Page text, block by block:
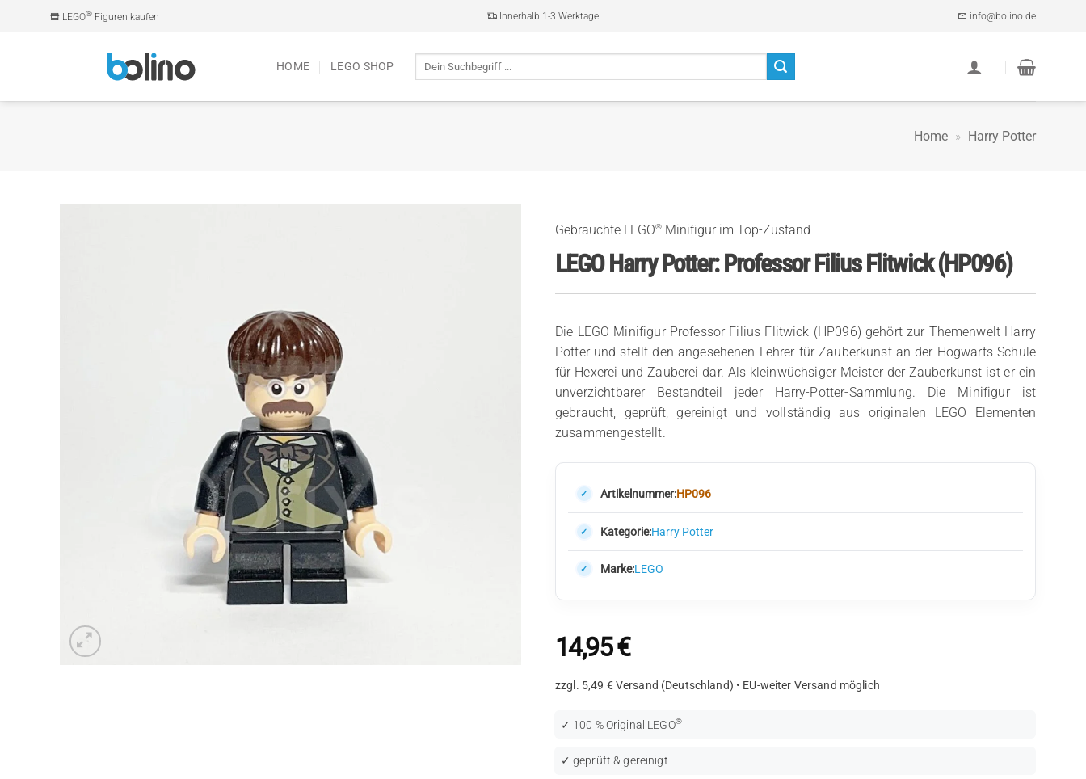
LEGO® Figuren kaufen Innerhalb 1-3 Werktage info@bolino.de
HOME LEGO SHOP
Suche
Home » Harry Potter
Gebrauchte LEGO® Minifigur im Top-Zustand
LEGO Harry Potter: Professor Filius Flitwick (HP096)
Die LEGO Minifigur Professor Filius Flitwick (HP096) gehört zur Themenwelt Harry
Potter und stellt den angesehenen Lehrer für Zauberkunst an der Hogwarts-Schule
für Hexerei und Zauberei dar. Als kleinwüchsiger Meister der Zauberkunst ist er ein
unverzichtbarer Bestandteil jeder Harry-Potter-Sammlung. Die Minifigur ist
gebraucht, geprüft, gereinigt und vollständig aus originalen LEGO Elementen
zusammengestellt.
Artikelnummer:HP096
Kategorie:Harry Potter
Marke:LEGO
14,95€
zzgl. 5,49 € Versand (Deutschland) • EU-weiter Versand möglich
✓ 100 % Original LEGO®
✓ geprüft & gereinigt